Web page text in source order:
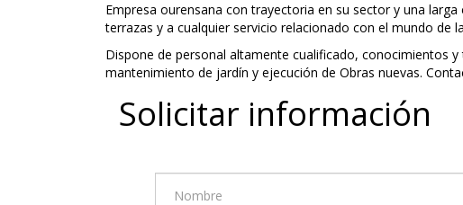
Empresa ourensana con trayectoria en su sector y una
terrazas y a cualquier servicio relacionado con el mundo de
Dispone de personal altamente cualificado, conocimientos
mantenimiento de jardín y ejecución de Obras nuevas.
Solicitar información